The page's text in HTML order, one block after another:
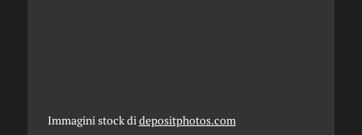
Immagini stock di depositphotos.com